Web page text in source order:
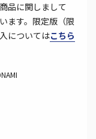
品に関しまして
ます。限定版（限
についてはこちら